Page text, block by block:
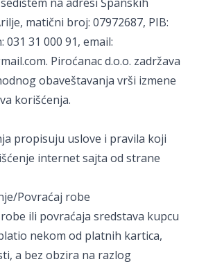
matični broj: 07972687, PIB:
031 31 000 91, email:
Piroćanac d.o.o. zadržava
obaveštavanja vrši izmene
korišćenja.
propisuju uslove i pravila koji
internet sajta od strane
Povraćaj robe
ili povraćaja sredstava kupcu
nekom od platnih kartica,
a bez obzira na razlog